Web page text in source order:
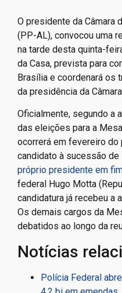
O presidente da Câmara
(PP-AL), convocou uma
na tarde desta quinta-
da Casa, prevista para
Brasília e coordenará os
da presidência da
Oficialmente, segundo a
das eleições para a
ocorrerá em fevereiro do
candidato à sucessão de
próprio presidente em
federal Hugo Motta
candidatura já recebeu a
Os demais cargos da
debatidos ao longo da
Notícias
Polícia Federal